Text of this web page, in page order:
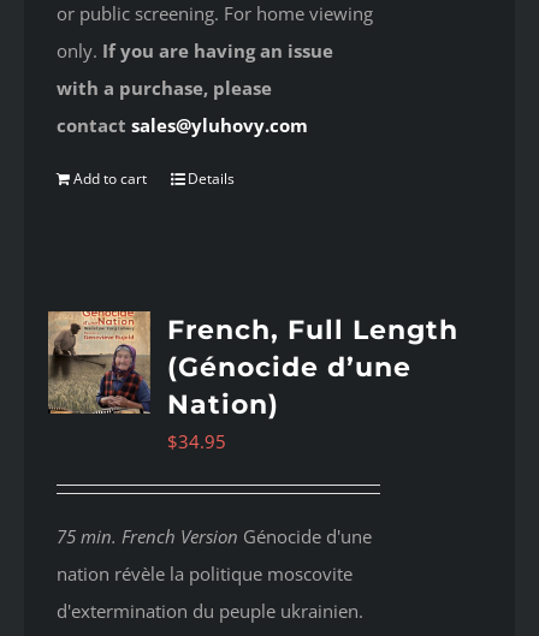
or public screening. For home viewing
only. If you are having an issue
with a purchase, please
contactsales@yluhovy.com
Add to cart Details
French, Full Length
(Génocide d’une
Nation)
$34.95
75 min. French Version Génocide d'une
nation révèle la politique moscovite
d'extermination du peuple ukrainien.